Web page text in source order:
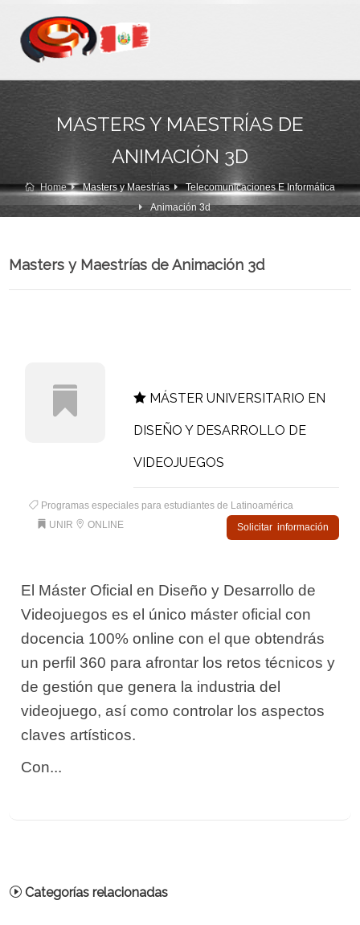
MASTERS Y MAESTRÍAS DE
ANIMACIÓN 3D
Home Masters y Maestrías
Telecomunicaciones E Informática
Animación 3d
Masters y Maestrías de Animación 3d
MÁSTER UNIVERSITARIO EN
DISEÑO Y DESARROLLO DE
VIDEOJUEGOS
Programas especiales para estudiantes de Latinoamérica
UNIR
ONLINE Solicitar información
El Máster Oficial en Diseño y Desarrollo de
Videojuegos es el único máster oficial con
docencia 100% online con el que obtendrás
un perfil 360 para afrontar los retos técnicos y
de gestión que genera la industria del
videojuego, así como controlar los aspectos
claves artísticos.
Con...
Categorías relacionadas